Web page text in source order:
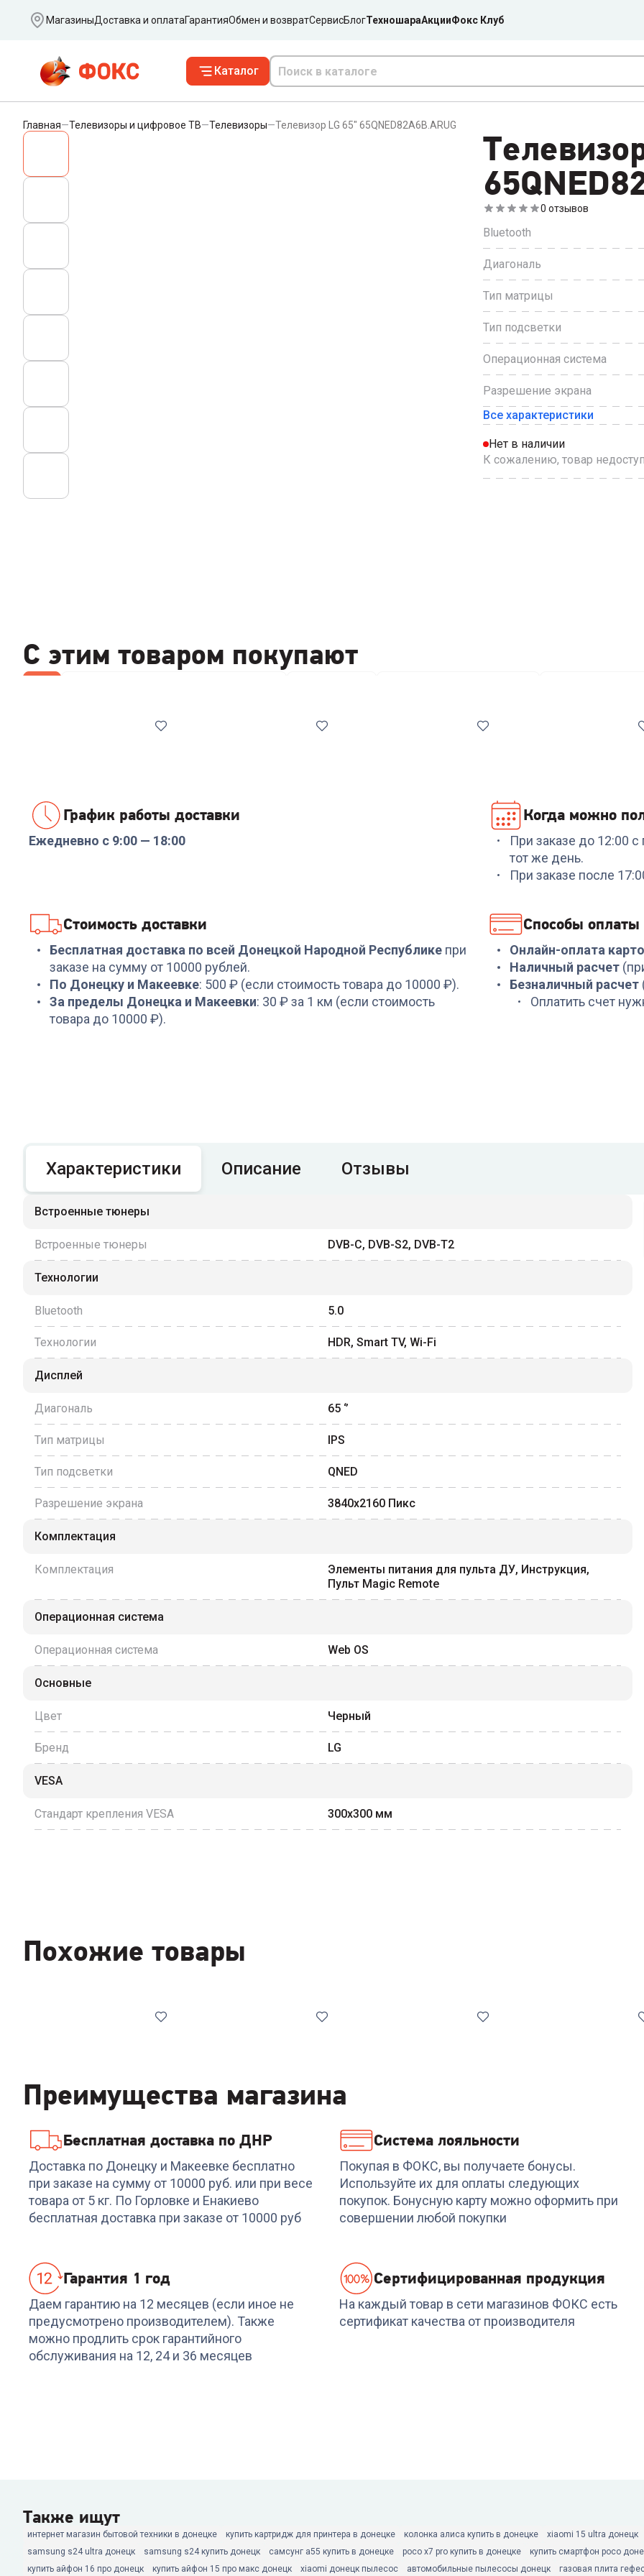
Ваш город
МагазиныДоставка и оплатаГарантияОбмен и возвратСервисБлогТехношараАкцииФокс Клуб
Каталог
Главная—Телевизоры и цифровое ТВ—Телевизоры—Телевизор LG 65" 65QNED82A6B.ARUG
0 отзывов
Bluetooth
Диагональ
Тип матрицы
Тип подсветки
Операционная система
Разрешение экрана
Все характеристики
Нет в наличии
К сожалению, товар
С этим товаром покупают
Код:00-00014086
1 599 2 299₽ 4 499 ₽
Код:6639165
Роутер TP-LINK
C54
2 499
График работы доставки
Ежедневно с 9:00 — 18:00
Когда можно
При заказе до 12:00
тот же день.
При заказе после
Стоимость доставки
Бесплатная доставка по всей Донецкой Народной Республике при
заказе на сумму от 10000 рублей.
По Донецку и Макеевке: 500 ₽ (если стоимость товара до 10000 ₽).
За пределы Донецка и Макеевки: 30 ₽ за 1 км (если стоимость
товара до 10000 ₽).
Способы оплаты
Онлайн-оплата
Наличный расчет
Безналичный расчет
Оплатить счет
Характеристики Описание Отзывы
Встроенные тюнеры
Встроенные тюнеры DVB-C, DVB-S2, DVB-T2
Технологии
Bluetooth 5.0
Технологии HDR, Smart TV, Wi-Fi
Дисплей
Диагональ 65 ‘’
Тип матрицы IPS
Тип подсветки QNED
Разрешение экрана 3840x2160 Пикс
Комплектация
Комплектация
Элементы питания для пульта ДУ, Инструкция,
Пульт Magic Remote
Операционная система
Операционная система Web OS
Основные
Цвет Черный
Бренд LG
VESA
Стандарт крепления VESA 300x300 мм
Похожие товары
Код:00-00014790
Телевизор TCL 65P8L
84 999₽
Код: 00-00014835
Телевизор XIAOMI TV S
Mini LED 75 2026
93 999₽
Код:00-00014557
Телевизор SAMSUNG
QE65Q7FAAUXRU
+2 639бонусов
87 999
Телевизоры TCL 75P6K
Преимущества магазина
Бесплатная доставка по ДНР
Доставка по Донецку и Макеевке бесплатно
при заказе на сумму от 10000 руб. или при весе
товара от 5 кг. По Горловке и Енакиево
бесплатная доставка при заказе от 10000 руб
Система лояльности
Покупая в ФОКС, вы получаете бонусы.
Используйте их для оплаты следующих
покупок. Бонусную карту можно оформить при
совершении любой покупки
Гарантия 1 год
Даем гарантию на 12 месяцев (если иное не
предусмотрено производителем). Также
можно продлить срок гарантийного
обслуживания на 12, 24 и 36 месяцев
Cертифицированная продукция
На каждый товар в сети магазинов ФОКС есть
сертификат качества от производителя
Также ищут
интернет магазин бытовой техники в донецке купить картридж для принтера в донецке колонка алиса купить в донецке xiaomi 15 ultra донецк
samsung s24 ultra донецк
samsung s24 купить донецк самсунг а55 купить в донецке poco x7 pro купить в донецке купить смартфон poco
купить айфон 16 про донецк
купить айфон 15 про макс донецк xiaomi донецк пылесос автомобильные пылесосы донецк газовая плита